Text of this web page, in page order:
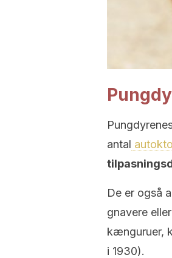
antal
De er også
gnavere
kænguruer,
i 1930).